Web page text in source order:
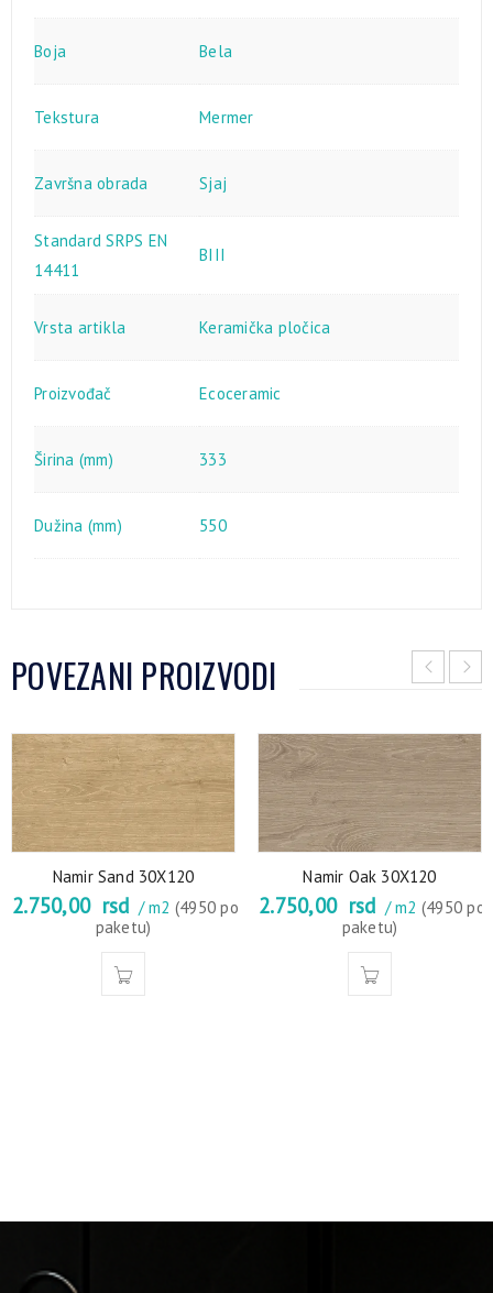
Boja Bela
Tekstura Mermer
Završna obrada Sjaj
Standard SRPS EN
14411
BIII
Vrsta artikla Keramička pločica
Proizvođač Ecoceramic
Širina (mm) 333
Dužina (mm) 550
POVEZANI PROIZVODI
Namir Sand 30X120
2.750,00 rsd / m2 (4950 po
paketu)
Namir Oak 30X120
2.750,00 rsd / m2 (4950 po
paketu)